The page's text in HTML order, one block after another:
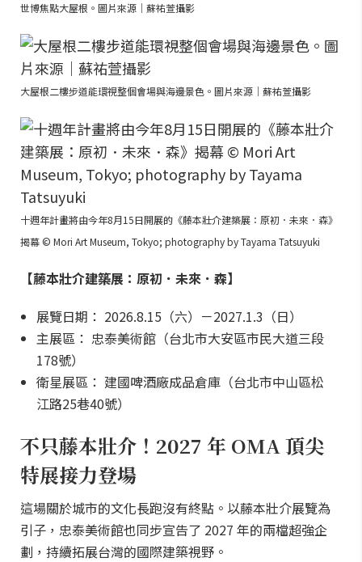
世博焦點大屋根。圖片來源｜蘇祐萱攝影
大屋根二樓步道能環視整個會場與海邊景色。圖片來源｜蘇祐萱攝影
十週年計畫將由今年8月15日開展的《藤本壯介建築展：原初．未來．森》
揭幕 © Mori Art Museum, Tokyo; photography by Tayama Tatsuyuki
【藤本壯介建築展：原初．未來．森】
展覽日期： 2026.8.15（六）－2027.1.3（日）
主展區： 忠泰美術館（台北市大安區市民大道三段
178號）
衛星展區： 建國啤酒廠成品倉庫（台北市中山區松
江路25巷40號）
不只藤本壯介！2027 年 OMA 頂尖
特展接力登場
這場關於城市的文化長跑沒有終點。以藤本壯介展覽為
引子，忠泰美術館也同步宣告了 2027 年的兩檔超強企
劃，持續拓展台灣的國際建築視野。